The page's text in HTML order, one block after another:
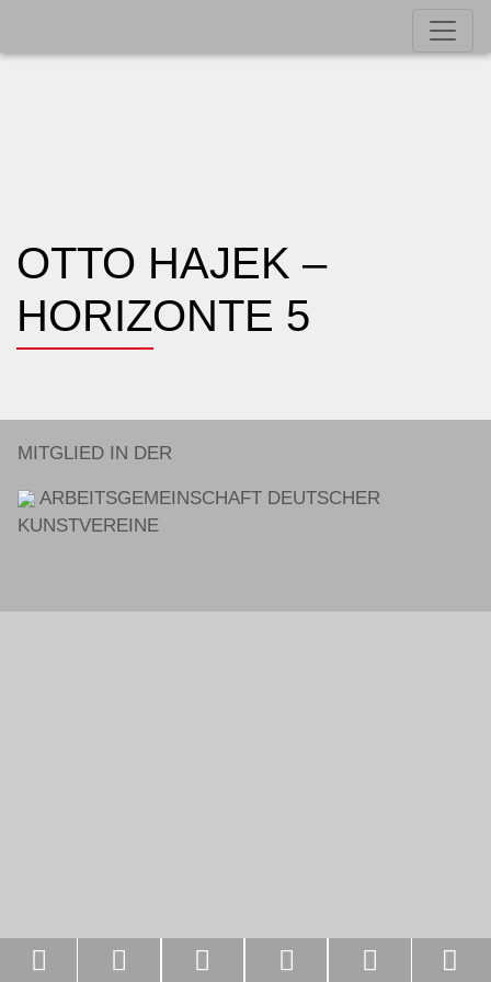
OTTO HAJEK –
HORIZONTE 5
MITGLIED IN DER
ARBEITSGEMEINSCHAFT DEUTSCHER
KUNSTVEREINE